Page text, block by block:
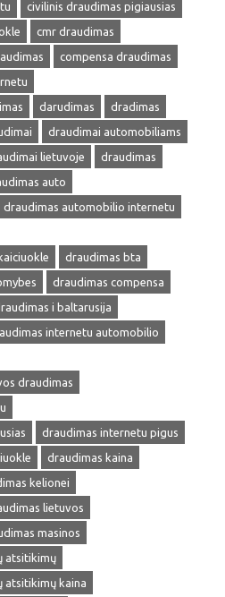
civilinis draudimas pigiausias
cmr draudimas
compensa draudimas
darudimas
dradimas
draudimai automobiliams
lietuvoje
draudimas
auto
draudimas automobilio internetu
draudimas bta
draudimas compensa
i baltarusija
internetu automobilio
draudimas
draudimas internetu pigus
draudimas kaina
kelionei
lietuvos
masinos
atsitikimų
atsitikimų kaina